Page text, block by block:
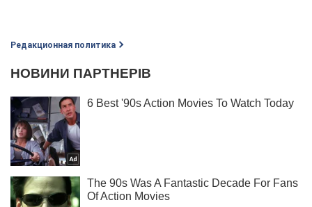
Редакционная политика